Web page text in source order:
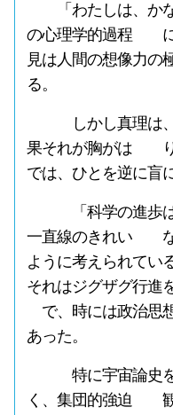
「わたしは、かな
の心理学的過程
見は人間の想像力
る。
しかし真理は、
果それが胸がは り
では、ひとを逆に
「科学の進歩は
一直線のきれい な
ように考えられて
それはジグザグ行進
で、時には政治思
あった。
特に宇宙論史を
く、集団的強迫 観